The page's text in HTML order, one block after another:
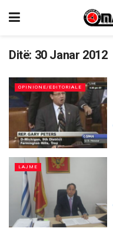
Ditë: 30 Janar 2012
OPINIONE/EDITORIALE
LAJME